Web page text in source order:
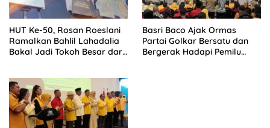
HUT Ke-50, Rosan Roeslani
Ramalkan Bahlil Lahadalia
Bakal Jadi Tokoh Besar dari
Basri Baco Ajak Ormas
Partai Golkar Bersatu dan
Bergerak Hadapi Pemilu